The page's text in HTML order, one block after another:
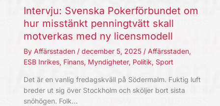
Intervju: Svenska Pokerförbundet om
hur misstänkt penningtvätt skall
motverkas med ny licensmodell
By Affärsstaden / december 5, 2025 / Affärsstaden,
ESB Inrikes, Finans, Myndigheter, Politik, Sport
Det är en vanlig fredagskväll på Södermalm. Fuktig luft
breder ut sig över Stockholm och sköljer bort sista
snöhögen. Folk…